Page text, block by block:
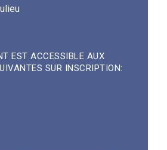
EST ACCESSIBLE AUX
SUR INSCRIPTION: